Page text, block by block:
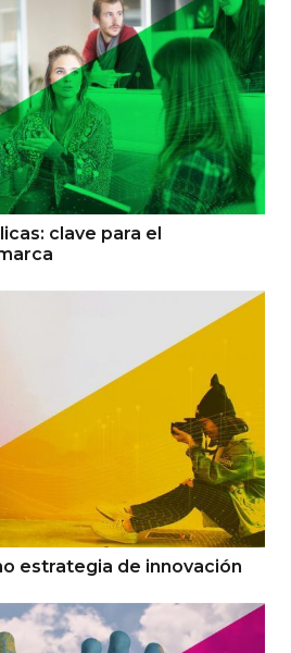
clave para el
estrategia de innovación